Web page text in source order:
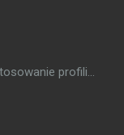
profili...